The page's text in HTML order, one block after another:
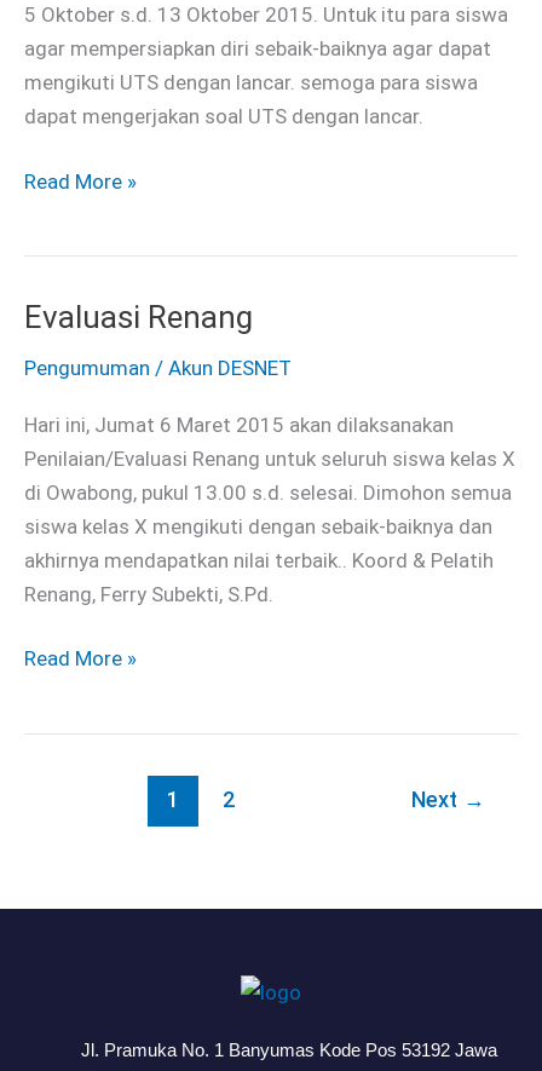
5 Oktober s.d. 13 Oktober 2015. Untuk itu para siswa
agar mempersiapkan diri sebaik-baiknya agar dapat
mengikuti UTS dengan lancar. semoga para siswa
dapat mengerjakan soal UTS dengan lancar.
Read More »
Evaluasi Renang
Pengumuman / Akun DESNET
Hari ini, Jumat 6 Maret 2015 akan dilaksanakan
Penilaian/Evaluasi Renang untuk seluruh siswa kelas X
di Owabong, pukul 13.00 s.d. selesai. Dimohon semua
siswa kelas X mengikuti dengan sebaik-baiknya dan
akhirnya mendapatkan nilai terbaik.. Koord & Pelatih
Renang, Ferry Subekti, S.Pd.
Evaluasi
Read More »
1 2 Next →
Jl. Pramuka No. 1 Banyumas Kode Pos 53192 Jawa